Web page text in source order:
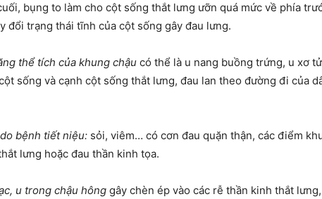
bụng to làm cho cột sống thắt lưng ưỡn quá mức về phía
đổi trạng thái tĩnh của cột sống gây đau lưng.
thể tích của khung chậu có thể là u nang buồng trứng, u xơ
sống và cạnh cột sống thắt lưng, đau lan theo đường đi của
bệnh tiết niệu: sỏi, viêm… có cơn đau quặn thận, các điểm
lưng hoặc đau thần kinh tọa.
u trong chậu hông gây chèn ép vào các rễ thần kinh thắt